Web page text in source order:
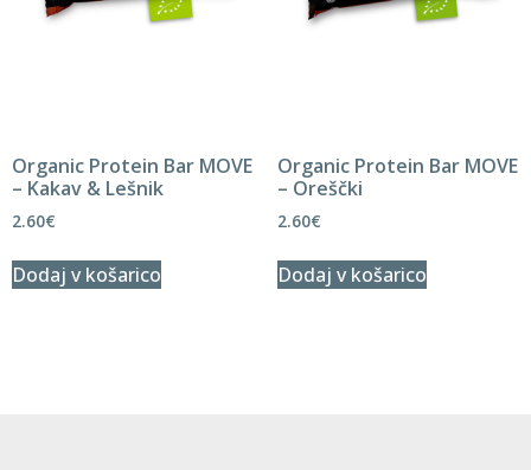
Organic Protein Bar MOVE
– Kakav & Lešnik
2.60€
Dodaj v košarico
Organic Protein Bar MOVE
– Oreščki
2.60€
Dodaj v košarico